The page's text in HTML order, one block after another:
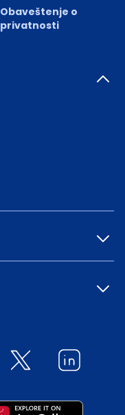
Obaveštenje o
privatnosti